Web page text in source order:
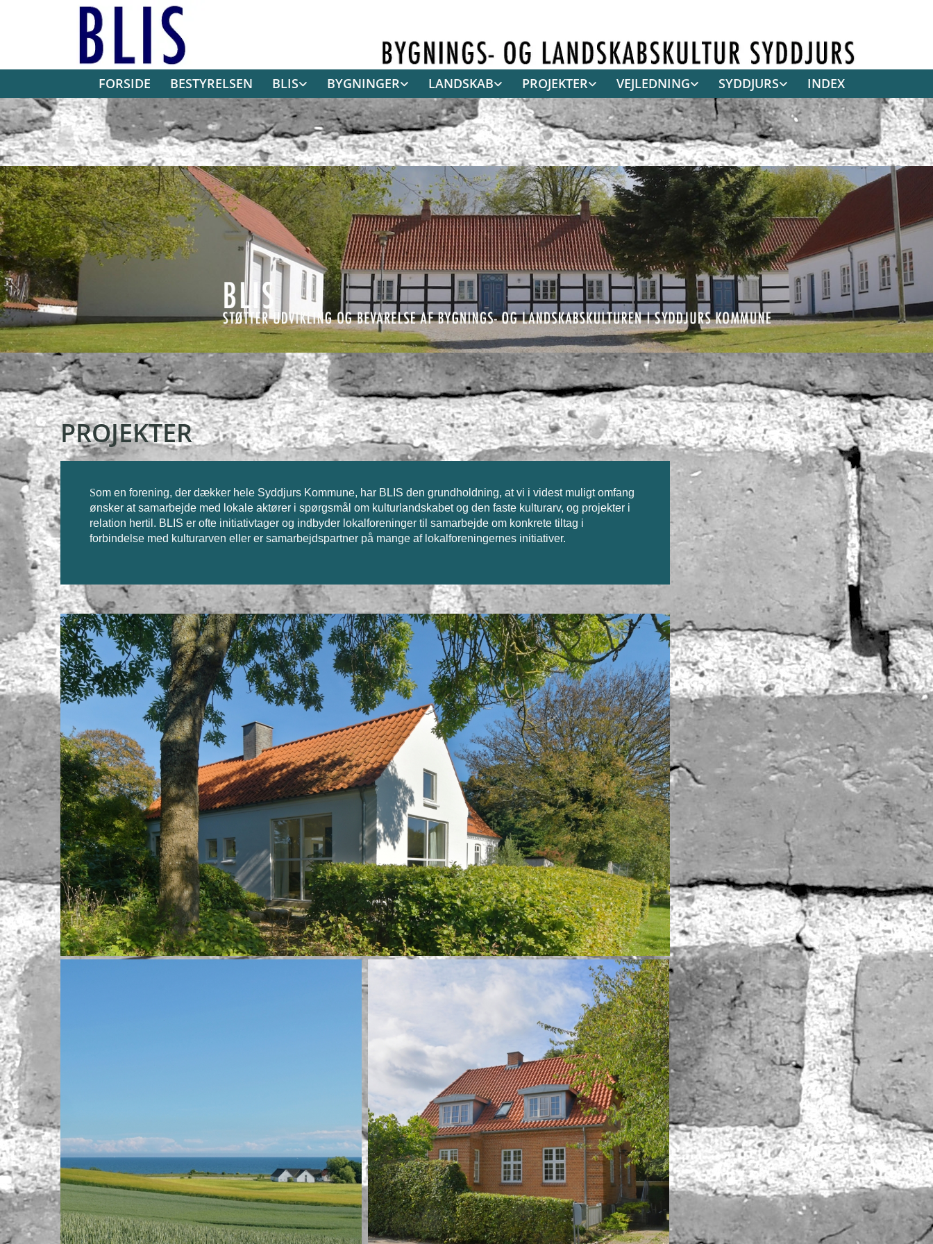
FORSIDE BESTYRELSEN BLIS BYGNINGER LANDSKAB PROJEKTER VEJLEDNING SYDDJURS INDEX
PROJEKTER
Som en forening, der dækker hele Syddjurs Kommune, har BLIS den grundholdning, at vi i videst muligt omfang
ønsker at samarbejde med lokale aktører i spørgsmål om kulturlandskabet og den faste kulturarv, og projekter i
relation hertil. BLIS er ofte initiativtager og indbyder lokalforeninger til samarbejde om konkrete tiltag i
forbindelse med kulturarven eller er samarbejdspartner på mange af lokalforeningernes initiativer.